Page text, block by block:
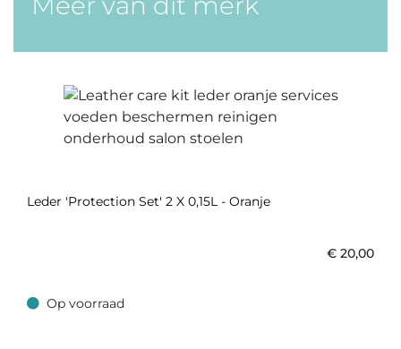
Leder 'Protection Set' 2 X 0,15L - Oranje
€ 20,00
Op voorraad
Op voorraad